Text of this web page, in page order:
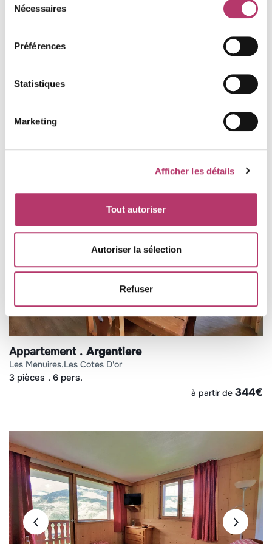
Nécessaires
Préférences
Statistiques
Marketing
Afficher les détails
Tout autoriser
Autoriser la sélection
Refuser
les menuires
à partir de268€
Appartement Argentiere
les menuires les cotes d'or
3 pièces 6 pers.
à partir de 344€